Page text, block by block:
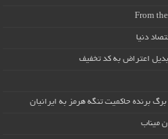
From
دنیا
اعتراض به کد تخفیف
برنده حاکمیت تنگه هرمز به ایرانیان
میناب